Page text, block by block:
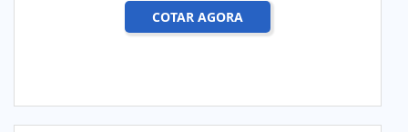
COTAR AGORA